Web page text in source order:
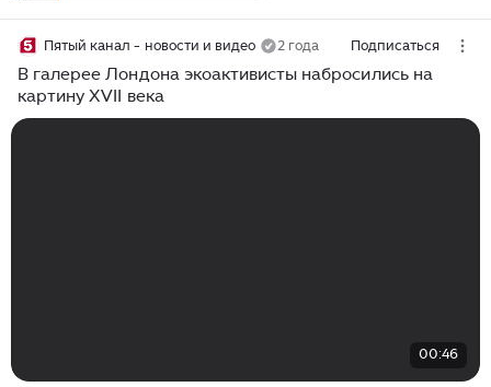
Пятый канал - новости и видео 2 года Подписаться
В галерее Лондона экоактивисты набросились на
картину XVII века
00:46